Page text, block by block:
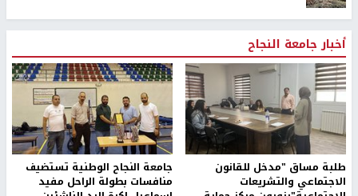
أخبار جامعة النجاح
طلبة مساق "مدخل للقانون
الاجتماعي والتشريعات
جامعة النجاح الوطنية تستضيف
منافسات بطولة الراحل مفيد